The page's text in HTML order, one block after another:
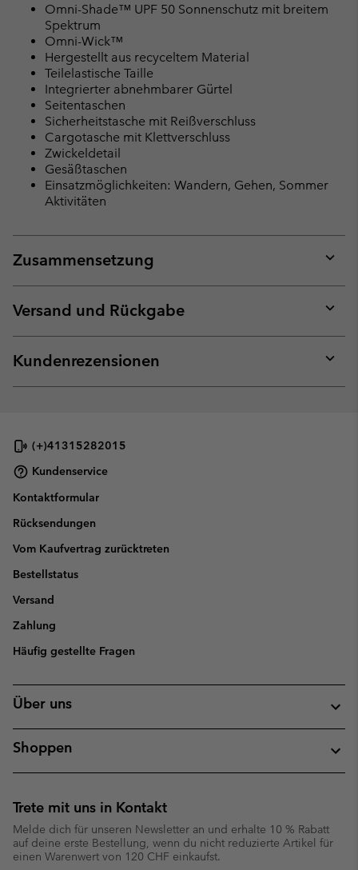
Omni-Shade™ UPF 50 Sonnenschutz mit breitem
Spektrum
Omni-Wick™
Hergestellt aus recyceltem Material
Teilelastische Taille
Integrierter abnehmbarer Gürtel
Seitentaschen
Sicherheitstasche mit Reißverschluss
Cargotasche mit Klettverschluss
Zwickeldetail
Gesäßtaschen
Einsatzmöglichkeiten: Wandern, Gehen, Sommer
Aktivitäten
Zusammensetzung
or
Versand und Rückgabe
or
Kundenrezensionen
or
(+)41315282015
Kundenservice
Kontaktformular
Rücksendungen
Vom Kaufvertrag zurücktreten
Bestellstatus
Versand
Zahlung
Häufig gestellte Fragen
Über uns
Shoppen
Trete mit uns in Kontakt
Melde dich für unseren Newsletter an und erhalte 10 % Rabatt
auf deine erste Bestellung, wenn du nicht reduzierte Artikel für
einen Warenwert von 120 CHF einkaufst.